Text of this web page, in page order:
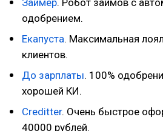
Займер. Робот займов с
одобрением.
Екапуста. Максимальная
клиентов.
До зaрплaты. 100%
хорошей КИ.
Creditter. Очень быстрое
40000 рублей.